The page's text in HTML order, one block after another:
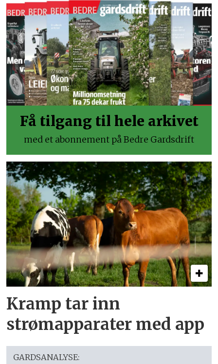
Få tilgang til hele arkivet
med et abonnement på Bedre Gardsdrift
Kramp tar inn
strømapparater med app
GARDSANALYSE: